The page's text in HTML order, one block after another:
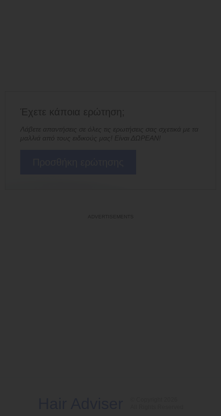
Έχετε κάποια ερώτηση;
Λάβετε απαντήσεις σε όλες τις ερωτήσεις σας σχετικά με τα
μαλλιά από τους ειδικούς μας! Είναι ΔΩΡΕΑΝ!